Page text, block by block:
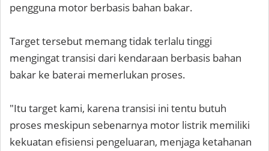
pengguna motor berbasis bahan bakar.
Target tersebut memang tidak terlalu tinggi
mengingat transisi dari kendaraan berbasis bahan
bakar ke baterai memerlukan proses.
"Itu target kami, karena transisi ini tentu butuh
proses meskipun sebenarnya motor listrik memiliki
kekuatan efisiensi pengeluaran, menjaga ketahanan